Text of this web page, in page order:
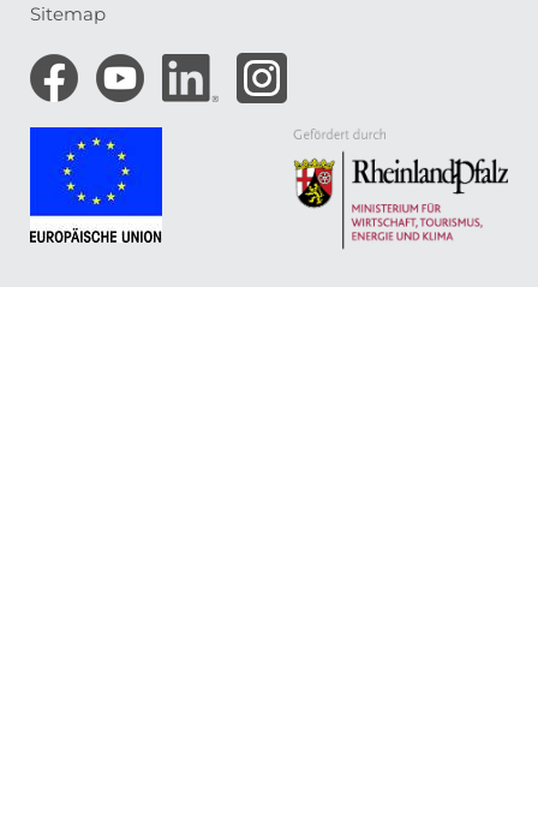
Sitemap